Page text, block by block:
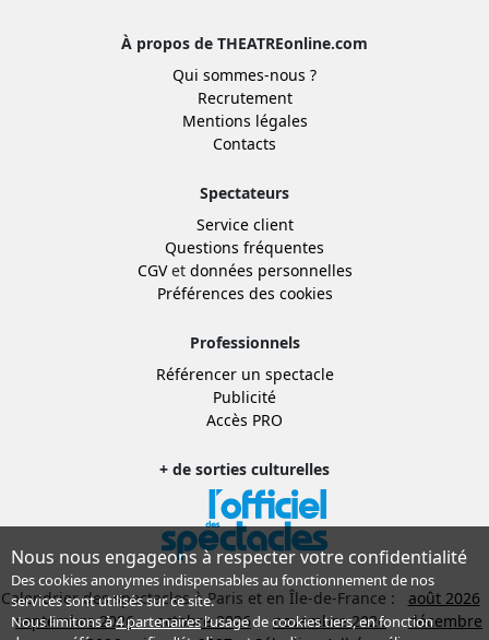
À propos de THEATREonline.com
Qui sommes-nous ?
Recrutement
Mentions légales
Contacts
Spectateurs
Service client
Questions fréquentes
CGVet données personnelles
Préférences des cookies
Professionnels
Référencer un spectacle
Publicité
Accès PRO
+ de sorties culturelles
Calendrier des spectacles à Paris et en Île-de-France :
août 2026
septembre 2026
octobre 2026 novembre 2026
décembre
Nous nous engageons à respecter votre confidentialité
Des cookies anonymes indispensables au fonctionnement de nos
services sont utilisés sur ce site.
Nous limitons à4 partenairesl’usage de cookies tiers, en fonction